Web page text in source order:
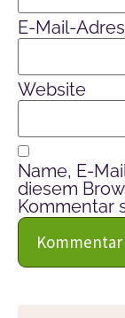
E-Mail-
Website
Name, E-
diesem
Kommentar